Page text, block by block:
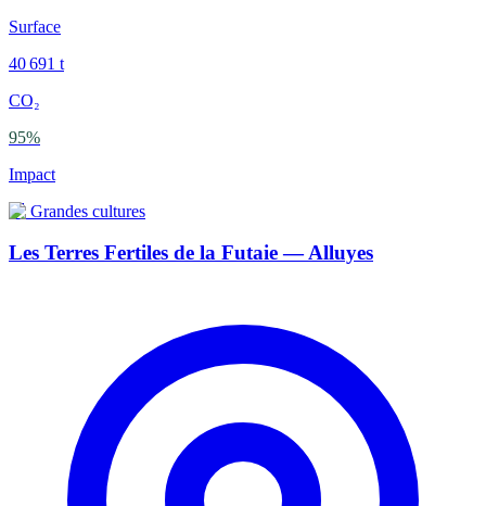
Surface
40 691 t
CO₂
95%
Impact
🌾 Grandes cultures
Les Terres Fertiles de la Futaie — Alluyes